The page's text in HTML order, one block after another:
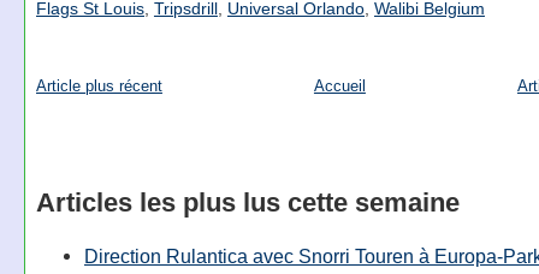
Flags St Louis, Tripsdrill, Universal Orlando, Walibi Belgium
Article plus récent Accueil
Articles les plus lus cette semaine
Direction Rulantica avec Snorri Touren à Europa-